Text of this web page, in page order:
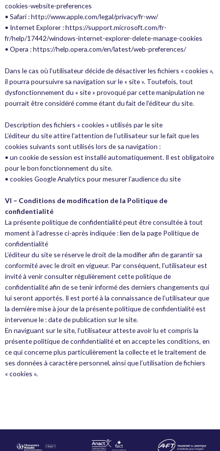
cookies-website-preferences
• Safari : http://www.apple.com/legal/privacy/fr-ww/
• Internet Explorer : https://support.microsoft.com/fr-
fr/help/17442/windows-internet-explorer-delete-manage-cookies
• Opera : https://help.opera.com/en/latest/web-preferences/
Dans le cas où l’utilisateur décide de désactiver les fichiers « cookies »,
il pourra poursuivre sa navigation sur le « site ». Toutefois, tout
dysfonctionnement du « site » provoqué par cette manipulation ne
pourrait être considéré comme étant du fait de l’éditeur du site.
Description des fichiers « cookies » utilisés par le site
L’éditeur du site attire l’attention de l’utilisateur sur le fait que les
cookies suivants sont utilisés lors de sa navigation :
• un cookie de session est installé automatiquement. Il est obligatoire
pour le bon fonctionnement du site.
• cookies Google Analytics pour mesurer l’audience du site
VI – Conditions de modification de la Politique de
confidentialité
La présente politique de confidentialité peut être consultée à tout
moment à l’adresse ci-après indiquée : lien de la page Politique de
confidentialité
L’éditeur du site se réserve le droit de la modifier afin de garantir sa
conformité avec le droit en vigueur. Par conséquent, l’utilisateur est
invité à venir consulter régulièrement cette politique de
confidentialité afin de se tenir informé des derniers changements qui
lui seront apportés. Il est porté à la connaissance de l’utilisateur que
la dernière mise à jour de la présente politique de confidentialité est
intervenue le : date de publication sur le site.
En naviguant sur le site, l’utilisateur atteste avoir lu et compris la
présente politique de confidentialité et en accepte les conditions, en
ce qui concerne plus particulièrement la collecte et le traitement de
ses données à caractère personnel, ainsi que l’utilisation de fichiers
« cookies ».